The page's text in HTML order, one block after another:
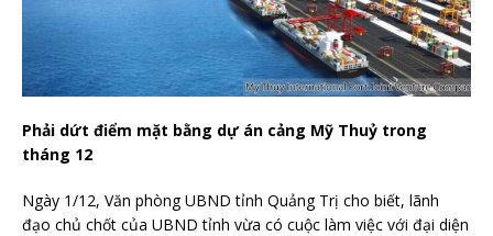
Phải dứt điểm mặt bằng dự án cảng Mỹ Thuỷ trong
tháng 12
Ngày 1/12, Văn phòng UBND tỉnh Quảng Trị cho biết, lãnh
đạo chủ chốt của UBND tỉnh vừa có cuộc làm việc với đại diện